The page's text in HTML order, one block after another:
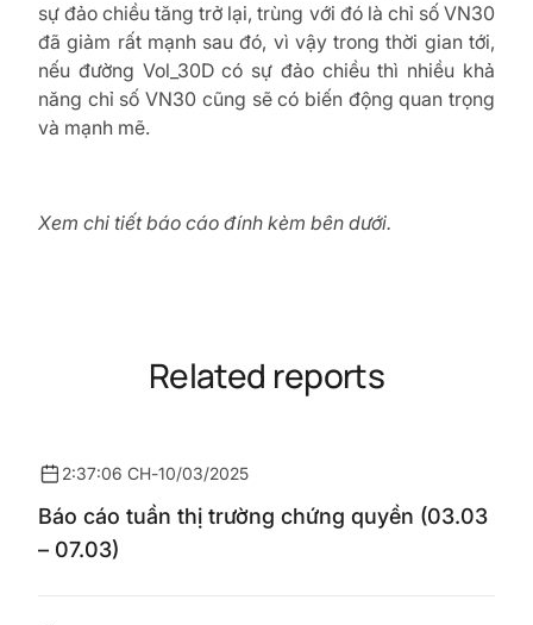
sự đảo chiều tăng trở lại, trùng với đó là chỉ số VN30
đã giảm rất mạnh sau đó, vì vậy trong thời gian tới,
nếu đường Vol_30D có sự đảo chiều thì nhiều khả
năng chỉ số VN30 cũng sẽ có biến động quan trọng
và mạnh mẽ.
Xem chi tiết báo cáo đính kèm bên dưới.
Related reports
2:37:06 CH-10/03/2025
Báo cáo tuần thị trường chứng quyền (03.03
– 07.03)